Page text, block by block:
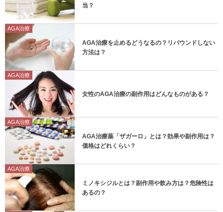
当？
AGA治療
AGA治療を止めるどうなるの？リバウンドしない
方法は？
AGA治療
女性のAGA治療の副作用はどんなものがある？
AGA治療
AGA治療薬「ザガーロ」とは？効果や副作用は？
価格はどれくらい？
AGA治療
ミノキシジルとは？副作用や飲み方は？危険性は
あるの？